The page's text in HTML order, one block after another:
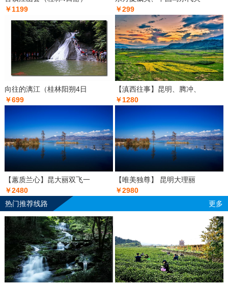
￥1199
￥299
向往的漓江（桂林阳朔4日
￥699
【滇西往事】昆明、腾冲、
￥1280
【蕙质兰心】昆大丽双飞一
￥2480
【唯美独尊】 昆明大理丽
￥2980
热门推荐线路
更多